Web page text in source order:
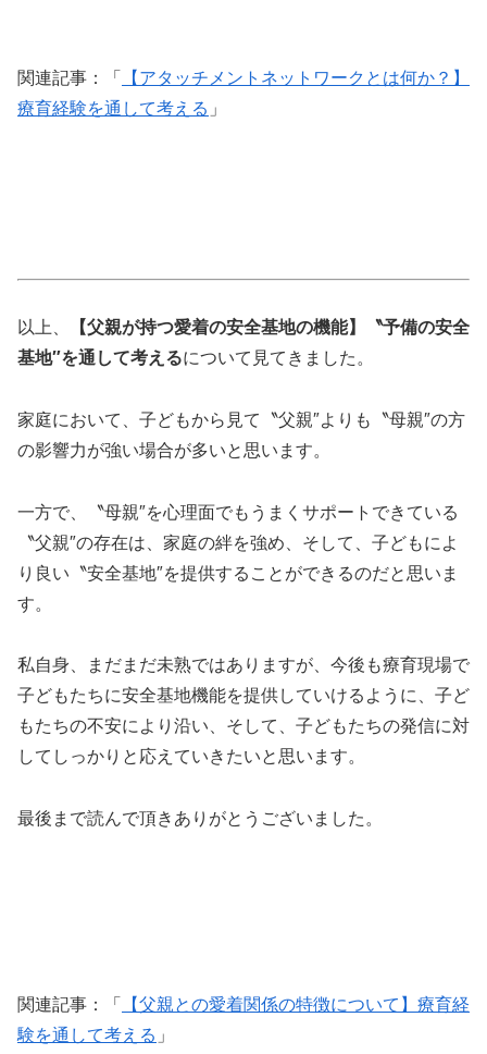
関連記事：「
【アタッチメントネットワークとは何か？】
療育経験を通して考える 」
以上、
【父親が持つ愛着の安全基地の機能】〝予備の安全
基地″を通して考えるについて見てきました。
家庭において、子どもから見て〝父親″よりも〝母親″の方
の影響力が強い場合が多いと思います。
一方で、〝母親″を心理面でもうまくサポートできている
〝父親″の存在は、家庭の絆を強め、そして、子どもによ
り良い〝安全基地″を提供することができるのだと思いま
す。
私自身、まだまだ未熟ではありますが、今後も療育現場で
子どもたちに安全基地機能を提供していけるように、子ど
もたちの不安により沿い、そして、子どもたちの発信に対
してしっかりと応えていきたいと思います。
最後まで読んで頂きありがとうございました。
関連記事：「
【父親との愛着関係の特徴について】療育経
験を通して考える 」